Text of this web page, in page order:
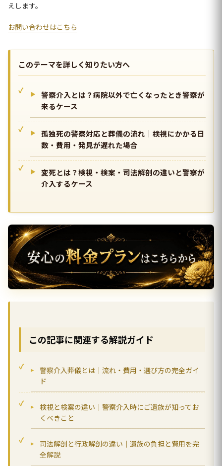
えします。
お問い合わせはこちら
このテーマを詳しく知りたい方へ
警察介入とは？病院以外で亡くなったとき警察が
来るケース
孤独死の警察対応と葬儀の流れ｜検視にかかる日
数・費用・発見が遅れた場合
変死とは？検視・検案・司法解剖の違いと警察が
介入するケース
この記事に関連する解説ガイド
警察介入葬儀とは｜流れ・費用・選び方の完全ガイ
ド
検視と検案の違い｜警察介入時にご遺族が知ってお
くべきこと
司法解剖と行政解剖の違い｜遺族の負担と費用を完
全解説